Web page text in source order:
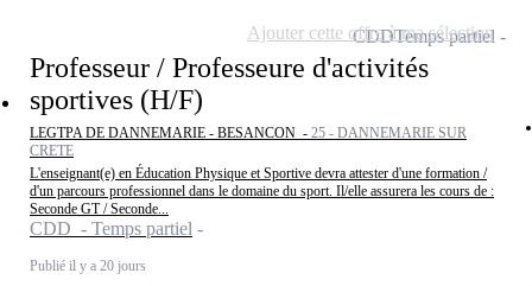
Professeur / Professeure d'activités
sportives (H/F)
LEGTPA DE DANNEMARIE - BESANCON - 25 - DANNEMARIE SUR
CRETE
L'enseignant(e) en Éducation Physique et Sportive devra attester d'une formation /
d'un parcours professionnel dans le domaine du sport. Il/elle assurera les cours de :
Seconde GT / Seconde...
CDD - Temps partiel
Publié il y a 20 jours
CDDTemps partiel
Ajouter cette offre à ma sélection